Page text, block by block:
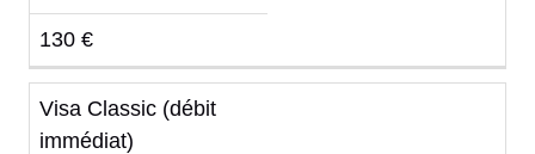
130 €
Visa Classic (débit
immédiat)